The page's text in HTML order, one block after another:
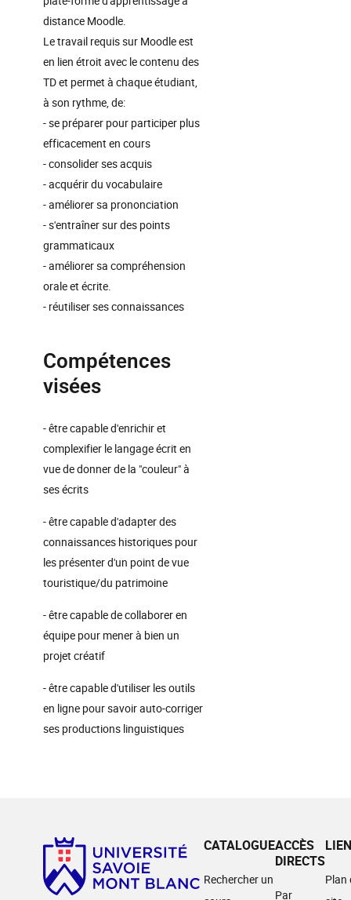
distance Moodle.
Le travail requis sur Moodle est
en lien étroit avec le contenu des
TD et permet à chaque étudiant,
à son rythme, de:
- se préparer pour participer plus
efficacement en cours
- consolider ses acquis
- acquérir du vocabulaire
- améliorer sa prononciation
- s'entraîner sur des points
grammaticaux
- améliorer sa compréhension
orale et écrite.
- réutiliser ses connaissances
Compétences
visées
- être capable d'enrichir et
complexifier le langage écrit en
vue de donner de la "couleur" à
ses écrits
- être capable d'adapter des
connaissances historiques pour
les présenter d'un point de vue
touristique/du patrimoine
- être capable de collaborer en
équipe pour mener à bien un
projet créatif
- être capable d'utiliser les outils
en ligne pour savoir auto-corriger
ses productions linguistiques
CATALOGUE
Rechercher un
ACCÈS
DIRECTS
Par
Plan